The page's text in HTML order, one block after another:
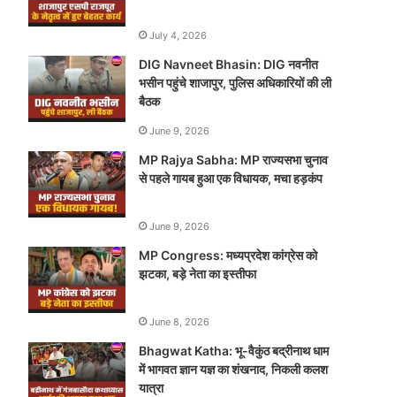
July 4, 2026
DIG Navneet Bhasin: DIG नवनीत
भसीन पहुंचे शाजापुर, पुलिस अधिकारियों की ली
बैठक
June 9, 2026
MP Rajya Sabha: MP राज्यसभा चुनाव
से पहले गायब हुआ एक विधायक, मचा हड़कंप
June 9, 2026
MP Congress: मध्यप्रदेश कांग्रेस को
झटका, बड़े नेता का इस्तीफा
June 8, 2026
Bhagwat Katha: भू-वैकुंठ बद्रीनाथ धाम
में भागवत ज्ञान यज्ञ का शंखनाद, निकली कलश
यात्रा